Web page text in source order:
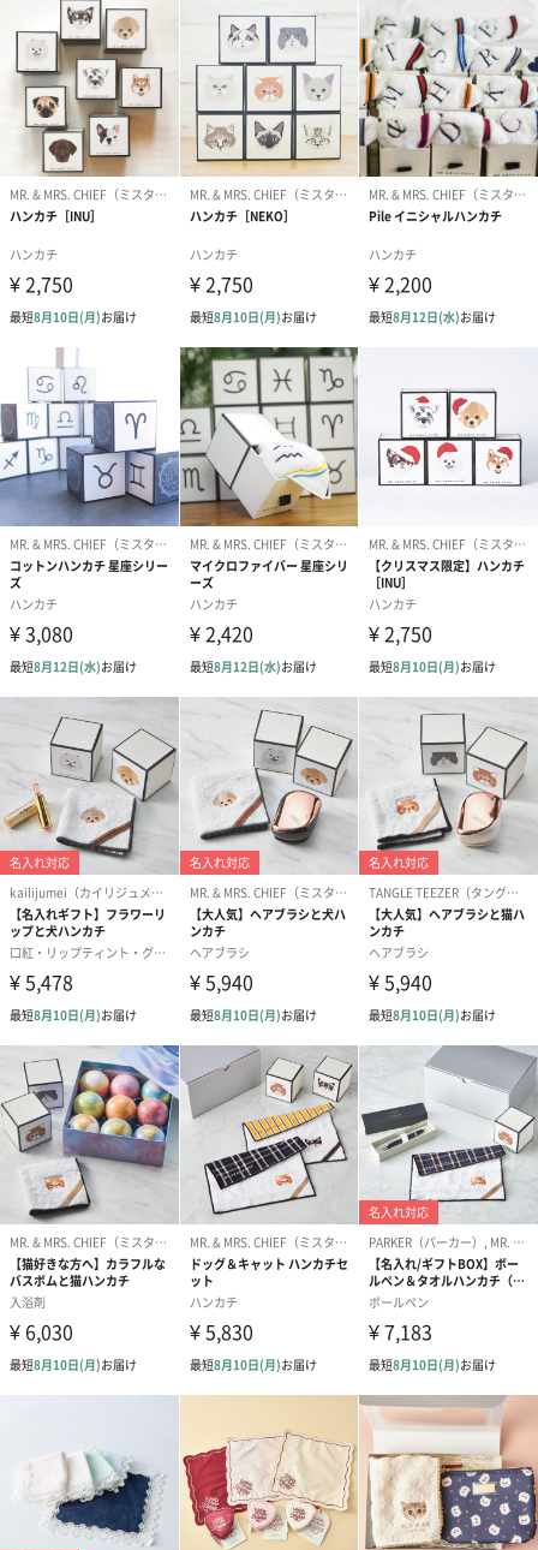
【MR.&MRS CHIEF】の文字が浮き彫りになっているおしゃれなシ
ョッパーをつけることができます。
ハンカチの箱が1つ入るサイズになっております。
商品詳細情報
紙袋：有料
ラッピング：不可
メッセージカード：不可
商品オプション情報
紙袋
おまとめ不可（紙袋には商品が一つしか入りません）
あり（220円）